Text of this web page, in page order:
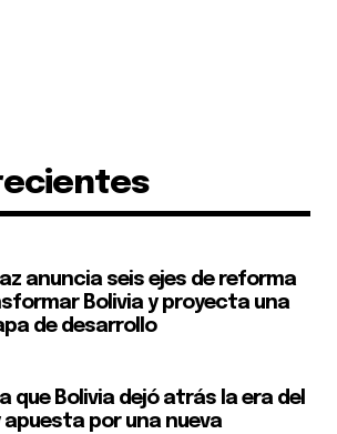
anuncia seis ejes de reforma
Bolivia y proyecta una
de desarrollo
que Bolivia dejó atrás la era del
apuesta por una nueva